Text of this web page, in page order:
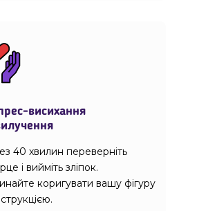
висихання
40 хвилин переверніть
і вийміть зліпок.
коригувати вашу фігуру